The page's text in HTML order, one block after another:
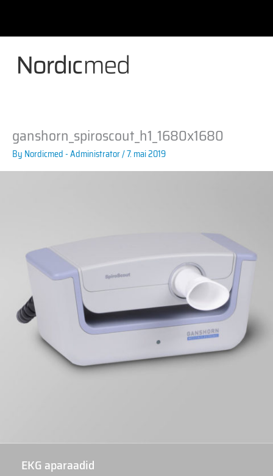
content
ganshorn_spiroscout_h1_1680x1680
By Nordicmed - Administrator/7. mai 2019
EKG aparaadid